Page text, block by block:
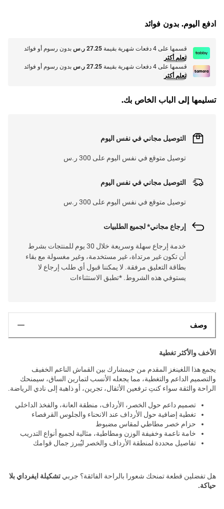
ادفع اليوم. بدون فوائد
قسمها على 4 دفعات شهرية بقيمة 27.25 ر.س
بدون رسوم أو فوائد
تعلم أكثر
قسمها على 4 دفعات شهرية بقيمة
27.25 ر.س
بدون رسوم أو فوائد
تعلم أكثر
تسليمها إلى الباب الخاص بك.
التوصيل مجاني في نفس اليوم
توصيل متوقع في نفس اليوم على 300 ر.س
التوصيل مجاني في نفس اليوم
توصيل متوقع في نفس اليوم على 300 ر.س
إرجاع مجاني* لجميع الطلبيات
خدمة إرجاع سهلة وسريعة خلال 30 يوم للمنتجات بشرط
أن تكون غير مرتداة، غير مستخدمة، وغير مغسولة مع بقاء
بطاقة التعليق مرفقة. لا يمكننا قبول أي طلب إرجاع لا
يستوفي هذه الشروط. *تطبق الاستثناءات
وصف
الأخف والأكثر تغطية
يجمع هذا اللغينغز المقدم من جيمشارك بين القماش الناعم الخفيف
والتصميم الداعم والتغطية، مما يجعله الأنسب لتمارين الساق، سيمنحك
الراحة والثقة سواء كنتِ ترفعين الأثقال، تجرين، أو ذاهبة إلى نادي الرياضة.
تصميم داعم حول الخصر، الأرداف، منطقة العانة، والفخذ الداخلي
تغطية إضافية حول الأرداف عند الانحناء والجلوس القرفصاء
حزام خصر مطاطي لمقاس مضبوط
خامة ناعمة وخفيفة الوزن ومطاطية، مثالية لجميع أنواع التدريب
تفاصيل محددة لمنطقة الأرداف والخصر ليُبرز جمال قوامك
هل تفضلين قطعة تمنحك شعورا بالراحة الفائقة؟ جربي تشكيلة ايفرداي بلا
حياكة.